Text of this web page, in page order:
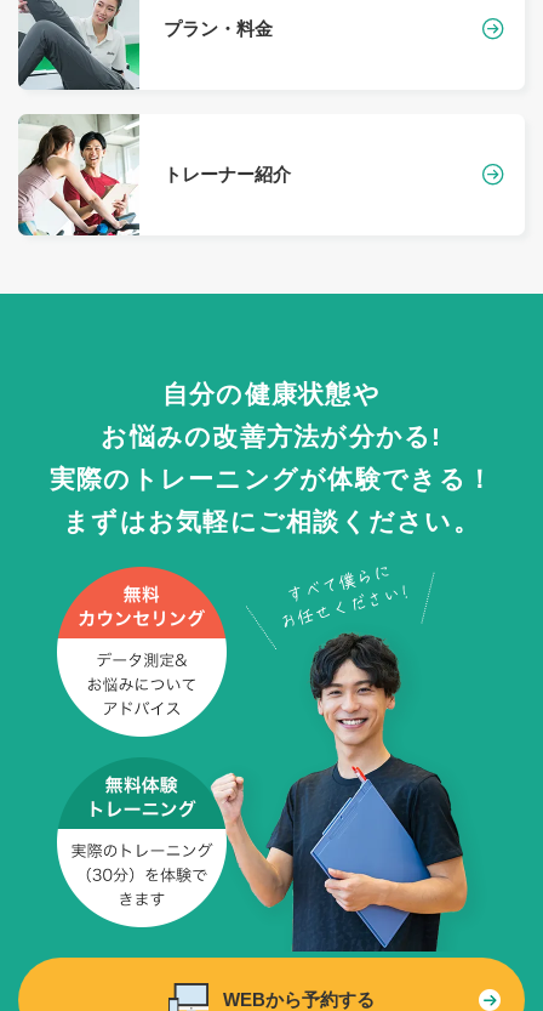
プラン・料金
トレーナー紹介
自分の健康状態や
お悩みの改善方法が分かる!
実際のトレーニングが体験できる！
まずはお気軽にご相談ください。
WEBから予約する